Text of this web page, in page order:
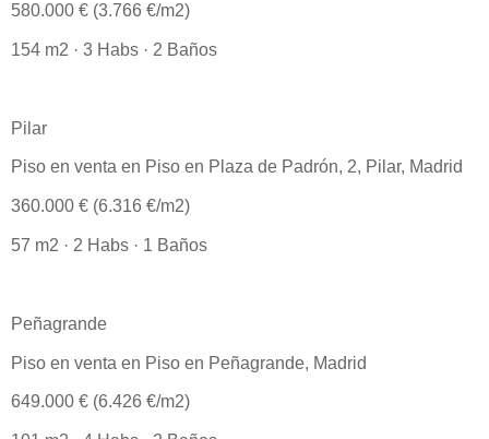
580.000 € (3.766 €/m2)
154 m2 · 3 Habs · 2 Baños
Pilar
Piso en venta en Piso en Plaza de Padrón, 2, Pilar, Madrid
360.000 € (6.316 €/m2)
57 m2 · 2 Habs · 1 Baños
Peñagrande
Piso en venta en Piso en Peñagrande, Madrid
649.000 € (6.426 €/m2)